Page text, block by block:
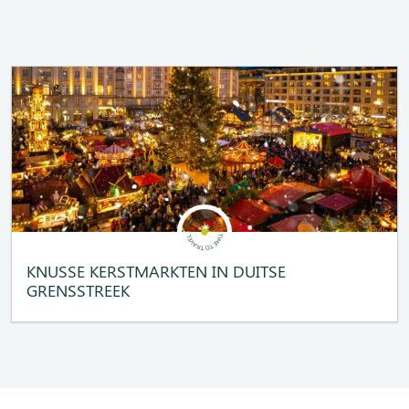
KNUSSE KERSTMARKTEN IN DUITSE
GRENSSTREEK